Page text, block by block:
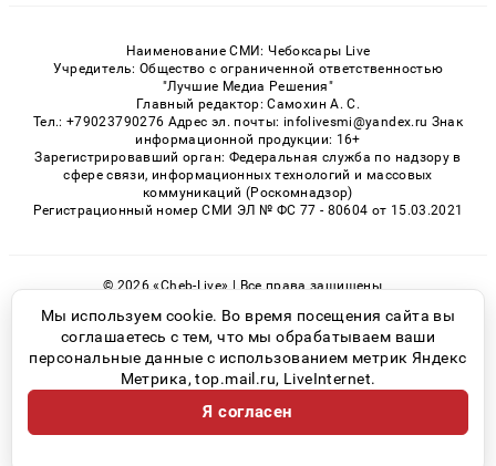
Наименование СМИ: Чебоксары Live
Учредитель: Общество с ограниченной ответственностью
"Лучшие Медиа Решения"
Главный редактор: Самохин А. С.
Тел.: +79023790276 Адрес эл. почты: infolivesmi@yandex.ru Знак
информационной продукции: 16+
Зарегистрировавший орган: Федеральная служба по надзору в
сфере связи, информационных технологий и массовых
коммуникаций (Роскомнадзор)
Регистрационный номер СМИ ЭЛ № ФС 77 - 80604 от 15.03.2021
© 2026 «Cheb-Live» | Все права защищены
Возрастная категория сайта 16+
Политика конфиденциальности
Мы используем cookie. Во время посещения сайта вы
соглашаетесь с тем, что мы обрабатываем ваши
персональные данные с использованием метрик Яндекс
Метрика, top.mail.ru, LiveInternet.
Я согласен